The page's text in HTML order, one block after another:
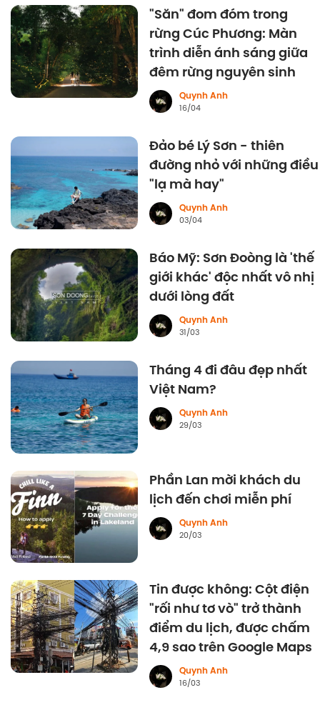
"Săn" đom đóm trong
rừng Cúc Phương: Màn
trình diễn ánh sáng giữa
đêm rừng nguyên sinh
Quynh Anh
16/04
Đảo bé Lý Sơn - thiên
đường nhỏ với những điều
"lạ mà hay"
Quynh Anh
03/04
Báo Mỹ: Sơn Đoòng là 'thế
giới khác' độc nhất vô nhị
dưới lòng đất
Quynh Anh
31/03
Tháng 4 đi đâu đẹp nhất
Việt Nam?
Quynh Anh
29/03
Phần Lan mời khách du
lịch đến chơi miễn phí
Quynh Anh
20/03
Tin được không: Cột điện
"rối như tơ vò" trở thành
điểm du lịch, được chấm
4,9 sao trên Google Maps
Quynh Anh
16/03